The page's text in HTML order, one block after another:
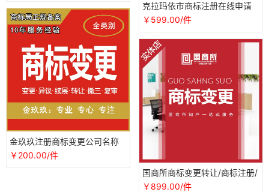
克拉玛依市商标注册在线申请
网报商标变更转让驳回复审撤
￥599.00/件
金玖玖注册商标变更公司名称
地址转让续展复审异议撤三异
￥200.00/件
国商所商标变更转让/商标注册/
个人企业商标logo查询设计续
￥899.00/件